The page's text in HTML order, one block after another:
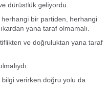
dürüstlük geliyordu.
bir partiden, herhangi
yana taraf olmamalı.
ve doğruluktan yana taraf
bilgi verirken doğru yolu da